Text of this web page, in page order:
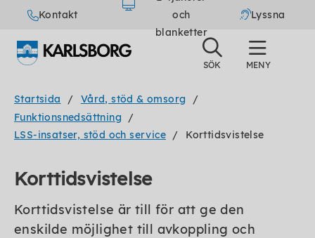
Kontakt
och
blanketter
Lyssna
Startsida
Vård, stöd & omsorg
Funktionsnedsättning
LSS-insatser, stöd och service
Korttidsvistelse
Korttidsvistelse
Korttidsvistelse är till för att ge den
enskilde möjlighet till avkoppling och